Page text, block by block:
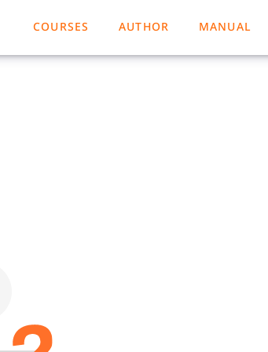
COURSES AUTHOR MANUAL